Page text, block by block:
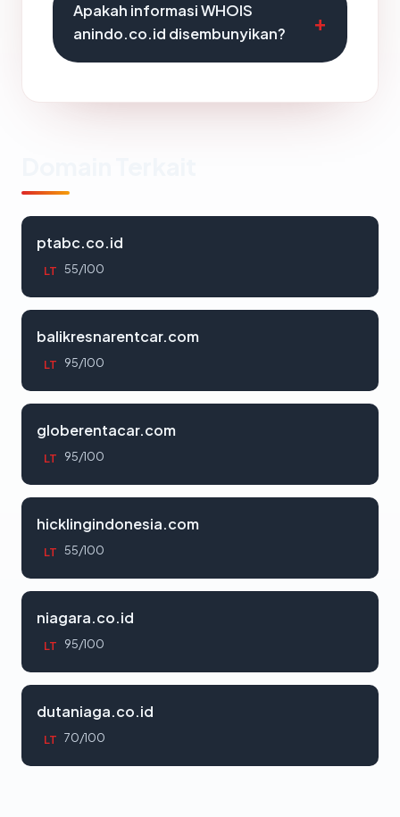
Apakah informasi WHOIS
anindo.co.id disembunyikan?
ptabc.co.id
LT 55/100
balikresnarentcar.com
LT 95/100
globerentacar.com
LT 95/100
hicklingindonesia.com
LT 55/100
niagara.co.id
LT 95/100
dutaniaga.co.id
LT 70/100